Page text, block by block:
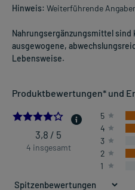
Hinweis: Weiterführende
Nahrungsergänzungsmittel sind
ausgewogene,
Lebensweise.
Produktbewertungen* und
3.75
3,8 / 5
4 insgesamt
5
4
3
2
1